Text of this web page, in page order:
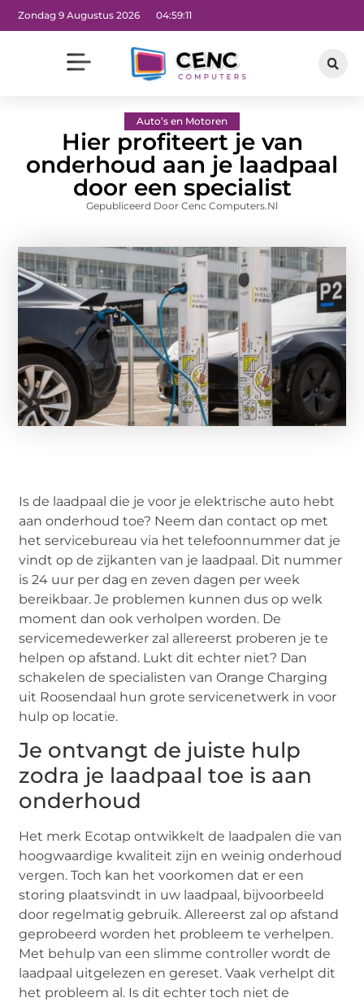
Zondag 9 Augustus 2026 04:59:12
Auto’s en Motoren
Hier profiteert je van
onderhoud aan je laadpaal
door een specialist
Gepubliceerd Door Cenc Computers.nl
Is de laadpaal die je voor je elektrische auto hebt
aan onderhoud toe? Neem dan contact op met
het servicebureau via het telefoonnummer dat je
vindt op de zijkanten van je laadpaal. Dit nummer
is 24 uur per dag en zeven dagen per week
bereikbaar. Je problemen kunnen dus op welk
moment dan ook verholpen worden. De
servicemedewerker zal allereerst proberen je te
helpen op afstand. Lukt dit echter niet? Dan
schakelen de specialisten van Orange Charging
uit Roosendaal hun grote servicenetwerk in voor
hulp op locatie.
Je ontvangt de juiste hulp
zodra je laadpaal toe is aan
onderhoud
Het merk Ecotap ontwikkelt de laadpalen die van
hoogwaardige kwaliteit zijn en weinig onderhoud
vergen. Toch kan het voorkomen dat er een
storing plaatsvindt in uw laadpaal, bijvoorbeeld
door regelmatig gebruik. Allereerst zal op afstand
geprobeerd worden het probleem te verhelpen.
Met behulp van een slimme controller wordt de
laadpaal uitgelezen en gereset. Vaak verhelpt dit
het probleem al. Is dit echter toch niet de